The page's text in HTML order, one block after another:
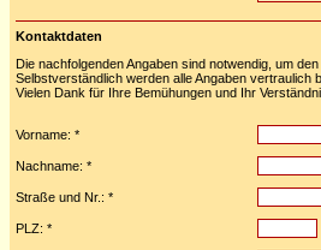
Kontaktdaten
Die nachfolgenden Angaben sind notwendig, um
Selbstverständlich werden alle Angaben vertraulich
Vielen Dank für Ihre Bemühungen und Ihr
Vorname: *
Nachname: *
Straße und Nr.: *
PLZ: *